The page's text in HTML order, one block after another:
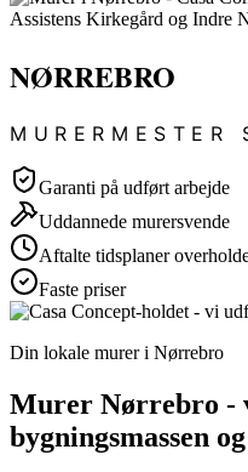
NØRREBRO
Garanti på udført arbejde
Uddannede murersvende
Aftalte tidsplaner
Faste priser
Din lokale murer i Nørrebro
Murer Nørrebro -
bygningsmassen